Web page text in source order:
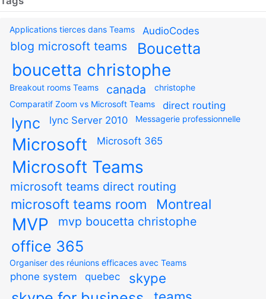
Applications tierces dans Teams AudioCodes
blog microsoft teams Boucetta
boucetta christophe
Breakout rooms Teams canada
christophe
Comparatif Zoom vs Microsoft Teams
direct routing
lync lync Server 2010 Messagerie professionnelle
Microsoft Microsoft 365
Microsoft Teams
microsoft teams direct routing
microsoft teams room Montreal
MVP mvp boucetta christophe
office 365
Organiser des réunions efficaces avec Teams
phone system quebec skype